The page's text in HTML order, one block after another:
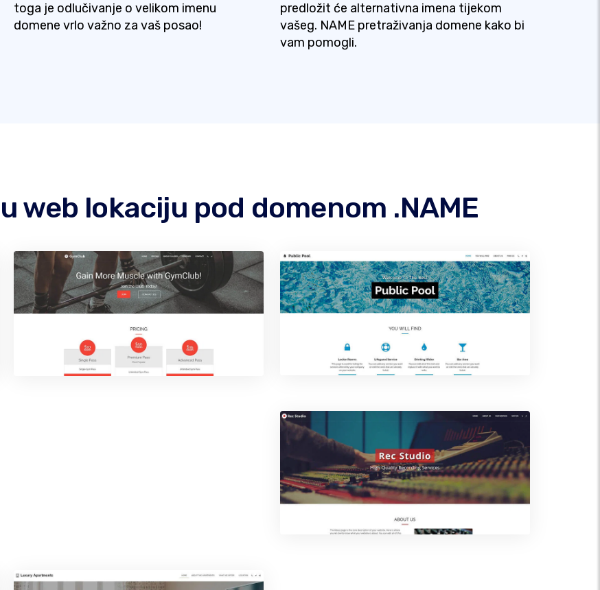
toga je odlučivanje o velikom imenu
domene vrlo važno za vaš posao!
predložit će alternativna imena tijekom
vašeg. NAME pretraživanja domene kako bi
vam pomogli.
web lokaciju pod domenom .NAME